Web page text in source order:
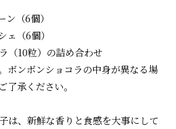
ン（6個）
ェ（6個）
（10粒）の詰め合わせ
ボンボンショコラの中身が異なる場
了承ください。
は、新鮮な香りと食感を大事にして